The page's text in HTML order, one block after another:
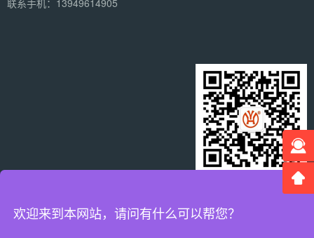
联系手机：13949614905
分享到：
×
欢迎来到本网站，请问有什么可以帮您？